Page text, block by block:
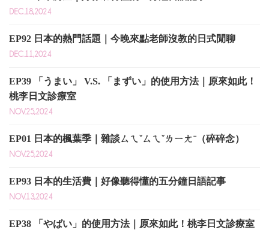
DEC.18,2024
EP92 日本的熱門話題｜今晚來點老師沒教的日式閒聊
DEC.11,2024
EP39 「うまい」 V.S. 「まずい」的使用方法｜原來如此！
桃李日文診療室
NOV.25,2024
EP01 日本的楓葉季｜雜談ㄙㄟˇㄙㄟˇㄌㄧㄤˉ（碎碎念）
NOV.25,2024
EP93 日本的生活費｜好像聽得懂的五分鐘日語記事
NOV.13,2024
EP38 「やばい」的使用方法｜原來如此！桃李日文診療室